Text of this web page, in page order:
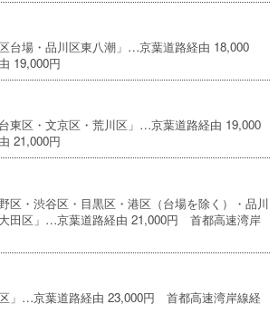
台場・品川区東八潮」…京葉道路経由 18,000
19,000円
東区・文京区・荒川区」…京葉道路経由 19,000
21,000円
区・渋谷区・目黒区・港区（台場を除く）・品川
田区」…京葉道路経由 21,000円 首都高速湾岸
区」…京葉道路経由 23,000円 首都高速湾岸線経